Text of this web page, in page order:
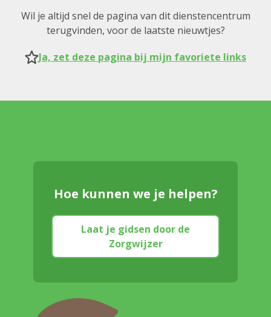
Wil je altijd snel de pagina van dit dienstencentrum
terugvinden, voor de laatste nieuwtjes?
Ja, zet deze pagina bij mijn favoriete links
Hoe kunnen we je helpen?
Laat je gidsen door de
Zorgwijzer